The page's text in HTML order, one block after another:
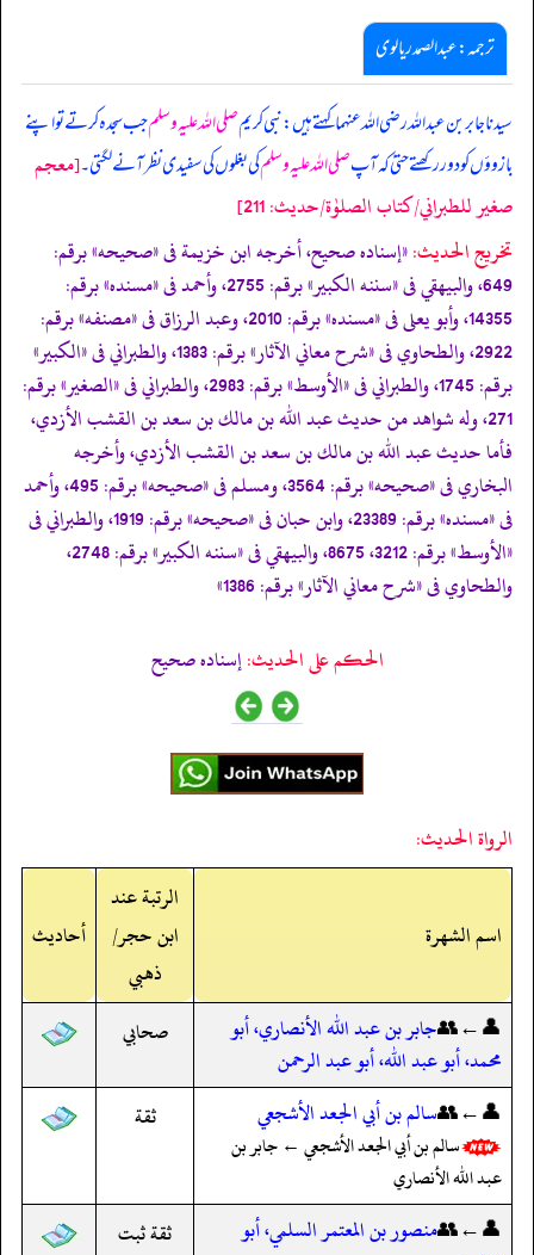
ترجمہ: عبدالصمد ریالوی
سیدنا جابر بن عبداللہ رضی اللہ عنہما کہتے ہیں: نبی کریمصلی اللہ علیہ وسلمجب سجدہ کرتے تو اپنے
بازوؤں کو دور رکھتے حتیٰ کہ آپصلی اللہ علیہ وسلمکی بغلوں کی سفیدی نظر آنے لگتی۔[معجم
صغير للطبراني/كتاب الصلوٰة/حدیث: 211]
تخریج الحدیث:«إسناده صحيح، أخرجه ابن خزيمة فى«صحيحه»برقم:
649، والبيهقي فى
«سننه الكبير»برقم: 2755، وأحمد فى «مسنده»برقم:
14355، وأبو يعلى فى
«مسنده»برقم: 2010، وعبد الرزاق فى «مصنفه»برقم:
2922، والطحاوي فى
«شرح معاني الآثار»برقم: 1383، والطبراني فى
«الكبير»
برقم: 1745، والطبراني فى
«الأوسط»برقم: 2983، والطبراني فى «الصغير»برقم:
271، وله شواهد من حديث عبد الله بن مالك بن سعد بن القشب الأزدي،
فأما حديث عبد الله بن مالك بن سعد بن القشب الأزدي، وأخرجه
البخاري فى«صحيحه»برقم: 3564، ومسلم فى «صحيحه»
برقم: 495، وأحمد
فى«مسنده»برقم: 23389، وابن حبان فى «صحيحه»برقم: 1919، والطبراني فى
«الأوسط»برقم: 3212، 8675، والبيهقي فى «سننه الكبير»
برقم: 2748،
والطحاوي فى«شرح معاني الآثار»برقم: 1386»
الحكم على الحديث:إسناده صحيح
الرواة الحديث:
اسم الشهرة
الرتبة عند
ابن حجر/
ذهبي
أحاديث
👤←👥جابر بن عبد الله الأنصاري، أبو
محمد، أبو عبد الله، أبو عبد الرحمن
صحابي
👤←👥سالم بن أبي الجعد الأشجعي
سالم بن أبي الجعد الأشجعي ← جابر بن
عبد الله الأنصاري
ثقة
👤←👥منصور بن المعتمر السلمي، أبو
ثقة ثبت